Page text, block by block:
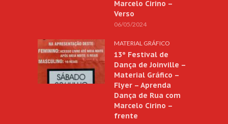
Marcelo Cirino –
Verso
06/05/2024
MATERIAL GRÁFICO
13º Festival de
Dança de Joinville –
Material Gráfico –
Flyer – Aprenda
Dança de Rua com
Marcelo Cirino –
frente